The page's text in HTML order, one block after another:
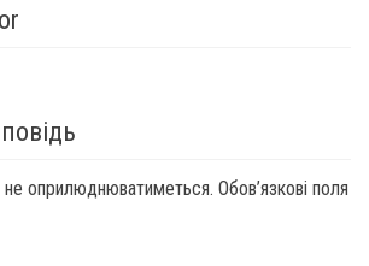
оприлюднюватиметься. Обов’язкові поля